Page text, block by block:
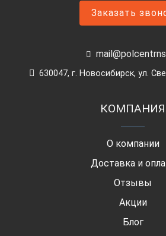
Заказать
630047, г. Новосибирск, ул.
КОМПАНИЯ
О компании
Доставка и
Отзывы
Акции
Блог